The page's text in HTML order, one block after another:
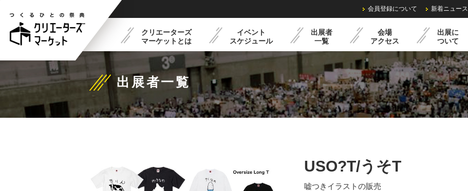
クリエーターズ
マーケットとは
リエーターズマーケット
とは
フードコート紹介 過去の様子
イベント
スケジュール
最新イベントスケジュール クリマミニイベント
出展者
一覧
会場
アクセス
出展に
ついて
出展概要 出展までの流れ レンタル備品・料金
会員登録について 新着ニュース
出展者一覧
USO?T/うそT
嘘つきイラストの販売